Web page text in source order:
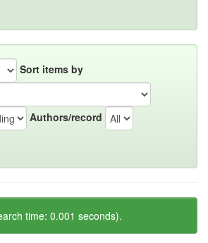
Sort items by
Authors/record
time: 0.001 seconds).